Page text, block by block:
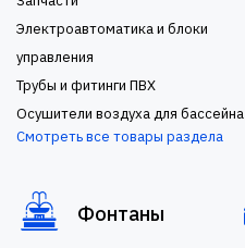
Электроавтоматика и блоки
управления
Трубы и фитинги ПВХ
Осушители воздуха для бассейна
Смотреть все товары раздела
Фонтаны